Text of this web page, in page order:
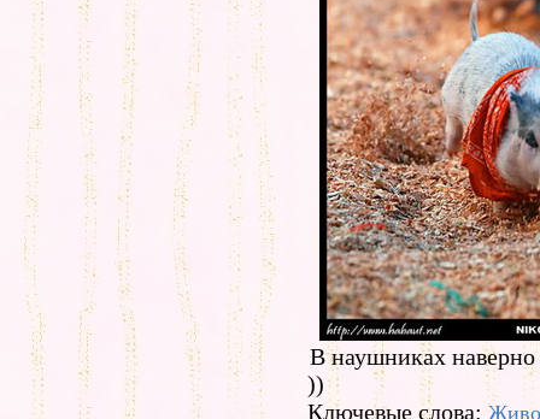
В наушниках наверно
))
Ключевые слова: